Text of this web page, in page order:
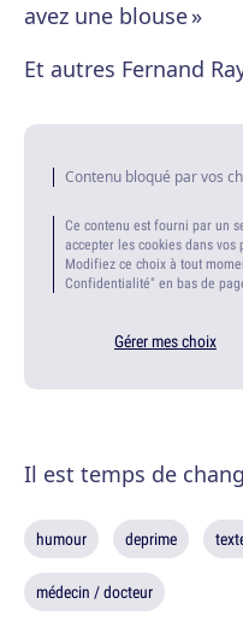
avez une blouse »
Et autres Fernand
Contenu bloqué par vos
Ce contenu est fourni par un
accepter les cookies dans
Modifiez ce choix à tout
Confidentialité" en bas de
Gérer mes choix
Il est temps de
humour deprime
médecin / docteur